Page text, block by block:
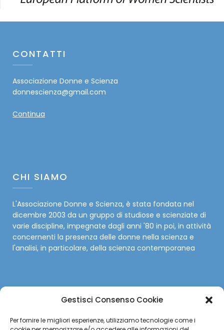
Gestisci Consenso Cookie
Per fornire le migliori esperienze, utilizziamo tecnologie come i
CONTATTI
Associazione Donne e Scienza
donnescienza@gmail.com
Continua
CHI SIAMO
L'Associazione Donne e Scienza, è stata fondata nel
dicembre 2003 da un gruppo di studiose e scienziate di
varie discipline, impegnate dagli anni '80 in poi, in attività
concernenti la presenza delle donne nella scienza e
l'analisi, in particolare, della scienza contemporanea